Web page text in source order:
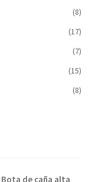
(8)
(17)
(7)
(15)
(8)
Bota de caña alta